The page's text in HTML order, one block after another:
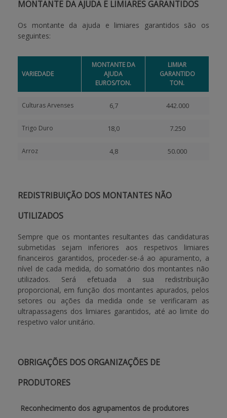
MONTANTE DA AJUDA E LIMIARES GARANTIDOS
Os montante da ajuda e limiares garantidos são os
seguintes:
VARIEDADE
MONTANTE DA
AJUDA
EUROS/TON.
LIMIAR
GARANTIDO
TON.
Culturas Arvenses 6,7 442.000
Trigo Duro 18,0 7.250
Arroz 4,8 50.000
REDISTRIBUIÇÃO DOS MONTANTES NÃO
UTILIZADOS
Sempre que os montantes resultantes das candidaturas
submetidas sejam inferiores aos respetivos limiares
financeiros garantidos, proceder-se-á ao apuramento, a
nível de cada medida, do somatório dos montantes não
utilizados. Será efetuada a sua redistribuição
proporcional, em função dos montantes apurados, pelos
setores ou ações da medida onde se verificaram as
ultrapassagens dos limiares garantidos, até ao limite do
respetivo valor unitário.
OBRIGAÇÕES DOS ORGANIZAÇÕES DE
PRODUTORES
Reconhecimento dos agrupamentos de produtores